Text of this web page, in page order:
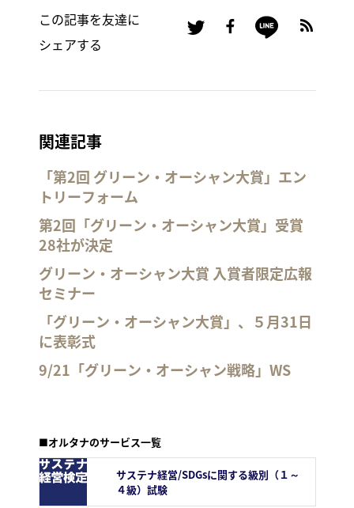
この記事を友達に
シェアする
関連記事
「第2回 グリーン・オーシャン大賞」エン
トリーフォーム
第2回「グリーン・オーシャン大賞」受賞
28社が決定
グリーン・オーシャン大賞 入賞者限定広報
セミナー
「グリーン・オーシャン大賞」、５月31日
に表彰式
9/21「グリーン・オーシャン戦略」WS
■オルタナのサービス一覧
サステナ経営/SDGsに関する級別（１～
４級）試験